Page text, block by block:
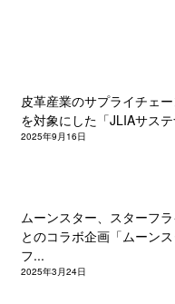
皮革産業のサプライチェ
を対象にした「JLIAサス
2025年9月16日
ムーンスター、スターフ
とのコラボ企画「ムーン
フ...
2025年3月24日